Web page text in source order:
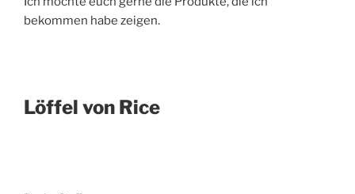
bekommen habe zeigen.
Löffel von Rice